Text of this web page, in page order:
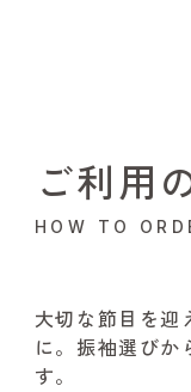
ご利用
HOW TO
大切な節目を迎
に。振袖選びか
す。